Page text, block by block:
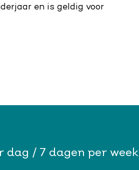
en is geldig voor
dag / 7 dagen per week